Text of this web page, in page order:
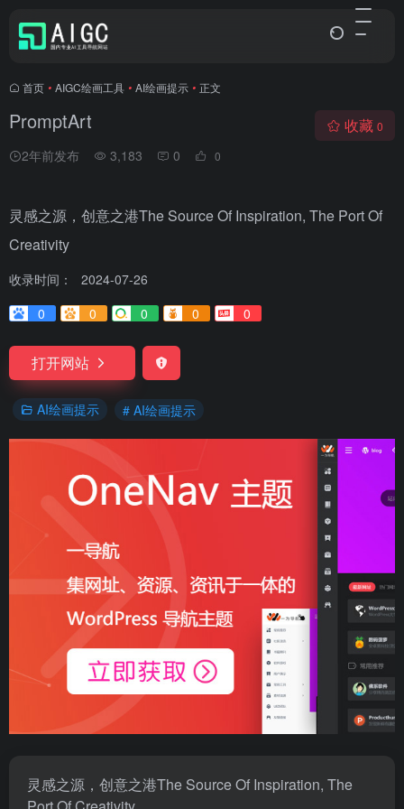
首页 • AIGC绘画工具 • AI绘画提示 • 正文
PromptArt
2年前发布 3,183 0 0
收藏 0
灵感之源，创意之港The Source Of Inspiration, The Port Of
Creativity
收录时间：
2024-07-26
0
0 0 0 0
打开网站
AI绘画提示 # AI绘画提示
灵感之源，创意之港The Source Of Inspiration, The